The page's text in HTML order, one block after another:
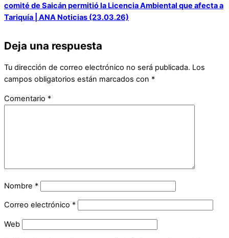
comité de Saicán permitió la Licencia Ambiental que afecta a
Tariquía | ANA Noticias (23.03.26)
Deja una respuesta
Tu dirección de correo electrónico no será publicada. Los
campos obligatorios están marcados con *
Comentario *
Nombre *
Correo electrónico *
Web